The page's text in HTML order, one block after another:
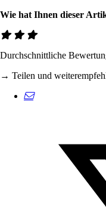
Wie hat Ihnen dieser
Durchschnittliche
→ Teilen und